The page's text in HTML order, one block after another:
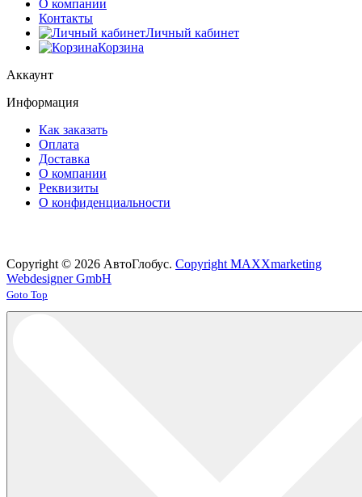
О компании
Контакты
Личный кабинет
Корзина
Аккаунт
Информация
Как заказать
Оплата
Доставка
О компании
Реквизиты
О конфиденциальности
Copyright © 2026 АвтоГлобус. Copyright MAXXmarketing
Webdesigner GmbH
Joomla! 3 Templates
Goto Top